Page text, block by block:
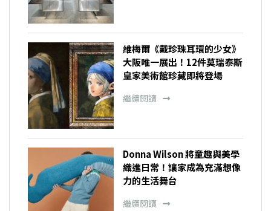
維梅爾《戴珍珠耳環的少女》
大阪唯一展出！12件莫瑞泰斯
皇家美術館珍藏即將登場
繼續閱讀
Donna Wilson 將童趣與美學
織進日常！讓家成為充滿想像
力的生活舞台
繼續閱讀